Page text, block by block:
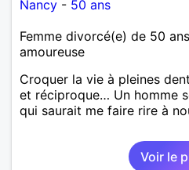
Nancy - 50 ans
Femme divorcé(e) de 50
amoureuse
Croquer la vie à pleines
et réciproque… Un homme
qui saurait me faire rire à
Voir le